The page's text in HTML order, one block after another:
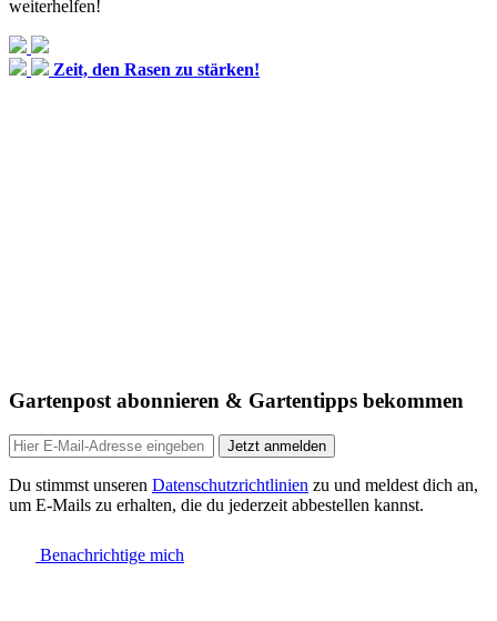
weiterhelfen!
Zeit, den Rasen zu stärken!
Gartenpost abonnieren & Gartentipps bekommen
Jetzt anmelden
Du stimmst unseren Datenschutzrichtlinien zu und meldest dich an,
um E-Mails zu erhalten, die du jederzeit abbestellen kannst.
Benachrichtige mich